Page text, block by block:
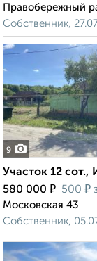
Правобережный
Собственник,
9
Участок 12
580 000 ₽ 500 ₽
Московская 43
Собственник,